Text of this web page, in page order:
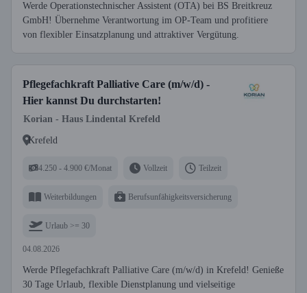
Werde Operationstechnischer Assistent (OTA) bei BS Breitkreuz
GmbH! Übernehme Verantwortung im OP-Team und profitiere
von flexibler Einsatzplanung und attraktiver Vergütung.
Pflegefachkraft Palliative Care (m/w/d) -
Hier kannst Du durchstarten!
Korian - Haus Lindental Krefeld
Krefeld
4.250 - 4.900 €/Monat Vollzeit Teilzeit
Weiterbildungen Berufsunfähigkeitsversicherung
Urlaub >= 30
04.08.2026
Werde Pflegefachkraft Palliative Care (m/w/d) in Krefeld! Genieße
30 Tage Urlaub, flexible Dienstplanung und vielseitige